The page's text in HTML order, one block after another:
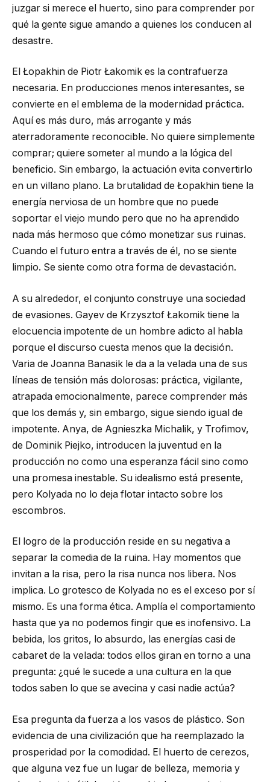
juzgar si merece el huerto, sino para comprender por
qué la gente sigue amando a quienes los conducen al
desastre.
El Łopakhin de Piotr Łakomik es la contrafuerza
necesaria. En producciones menos interesantes, se
convierte en el emblema de la modernidad práctica.
Aquí es más duro, más arrogante y más
aterradoramente reconocible. No quiere simplemente
comprar; quiere someter al mundo a la lógica del
beneficio. Sin embargo, la actuación evita convertirlo
en un villano plano. La brutalidad de Łopakhin tiene la
energía nerviosa de un hombre que no puede
soportar el viejo mundo pero que no ha aprendido
nada más hermoso que cómo monetizar sus ruinas.
Cuando el futuro entra a través de él, no se siente
limpio. Se siente como otra forma de devastación.
A su alrededor, el conjunto construye una sociedad
de evasiones. Gayev de Krzysztof Łakomik tiene la
elocuencia impotente de un hombre adicto al habla
porque el discurso cuesta menos que la decisión.
Varia de Joanna Banasik le da a la velada una de sus
líneas de tensión más dolorosas: práctica, vigilante,
atrapada emocionalmente, parece comprender más
que los demás y, sin embargo, sigue siendo igual de
impotente. Anya, de Agnieszka Michalik, y Trofimov,
de Dominik Piejko, introducen la juventud en la
producción no como una esperanza fácil sino como
una promesa inestable. Su idealismo está presente,
pero Kolyada no lo deja flotar intacto sobre los
escombros.
El logro de la producción reside en su negativa a
separar la comedia de la ruina. Hay momentos que
invitan a la risa, pero la risa nunca nos libera. Nos
implica. Lo grotesco de Kolyada no es el exceso por sí
mismo. Es una forma ética. Amplía el comportamiento
hasta que ya no podemos fingir que es inofensivo. La
bebida, los gritos, lo absurdo, las energías casi de
cabaret de la velada: todos ellos giran en torno a una
pregunta: ¿qué le sucede a una cultura en la que
todos saben lo que se avecina y casi nadie actúa?
Esa pregunta da fuerza a los vasos de plástico. Son
evidencia de una civilización que ha reemplazado la
prosperidad por la comodidad. El huerto de cerezos,
que alguna vez fue un lugar de belleza, memoria y